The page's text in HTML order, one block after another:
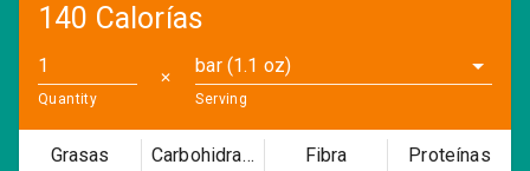
140 Calorías
Quantity
✕
bar (1.1 oz)
Serving
Grasas Carbohidratos Fibra Proteínas